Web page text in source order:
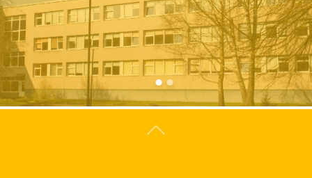
Atpakaļ